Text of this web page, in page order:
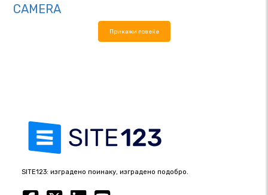
CAMERA
Прикажи повеќе
SITE123: изградено поинаку, изградено подобро.